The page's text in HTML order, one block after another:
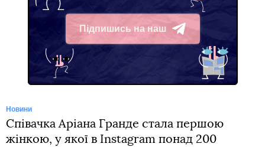
Підпишись на наш
Telegram
Новини
Співачка Аріана Гранде стала першою
жінкою, у якої в Instagram понад 200